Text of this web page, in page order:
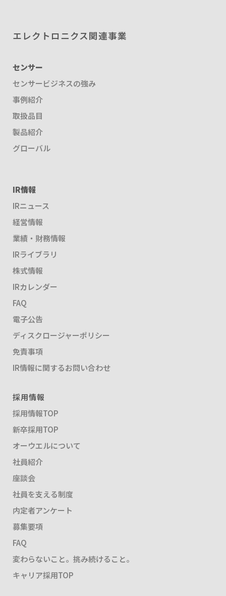
エレクトロニクス関連事業
センサー
センサービジネスの強み
事例紹介
取扱品目
製品紹介
グローバル
IR情報
IRニュース
経営情報
業績・財務情報
IRライブラリ
株式情報
IRカレンダー
FAQ
電子公告
ディスクロージャーポリシー
免責事項
IR情報に関するお問い合わせ
採用情報
採用情報TOP
新卒採用TOP
オーウエルについて
社員紹介
座談会
社員を支える制度
内定者アンケート
募集要項
FAQ
変わらないこと。挑み続けること。
キャリア採用TOP